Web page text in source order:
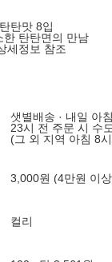
탄맛 8입
한 탄탄면의 만남
세정보 참조
샛별배송 · 내일 아침
23시 전 주문 시 수
(그 외 지역 아침 8
3,000원 (4만원 이
컬리